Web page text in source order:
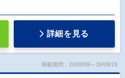
詳細を見る
掲載期間：26/08/06～26/08/19